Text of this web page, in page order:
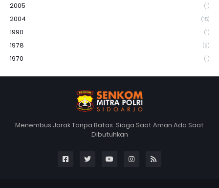
2005 (1)
2004 (15)
1990 (1)
1978 (9)
1970 (1)
Menembus Jarak Tanpa Batas. Siaga Saat Aman Ada Saat
Dibutuhkan